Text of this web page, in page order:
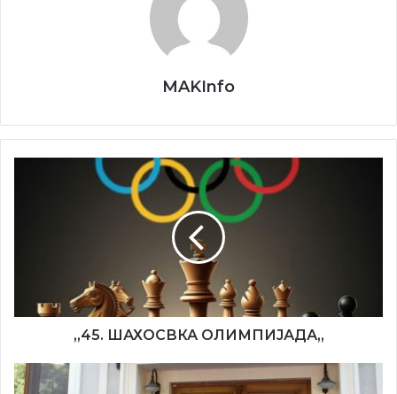
почеток во 18:00 часот на Втората програма на РТВ
Војводина. Уредник на емисијата е Златко Јанкуловски.
MAKInfo
„45. ШАХОСВКА ОЛИМПИЈАДА„
Координација
на